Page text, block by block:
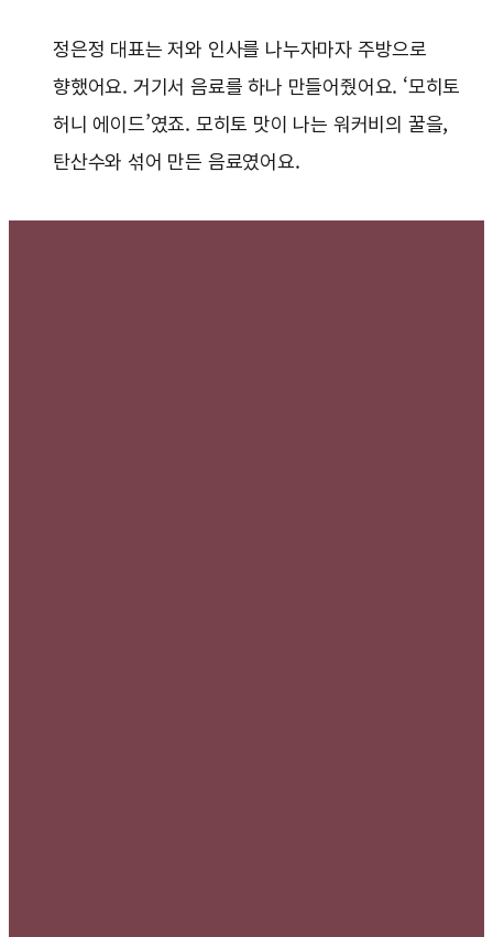
정은정 대표는 저와 인사를 나누자마자 주방으로
향했어요. 거기서 음료를 하나 만들어줬어요. ‘모히토
허니 에이드’였죠. 모히토 맛이 나는 워커비의 꿀을,
탄산수와 섞어 만든 음료였어요.